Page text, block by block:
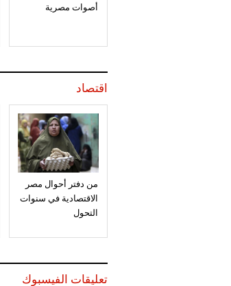
أصوات مصرية
اقتصاد
من دفتر أحوال مصر
الاقتصادية في سنوات
التحول
تعليقات الفيسبوك